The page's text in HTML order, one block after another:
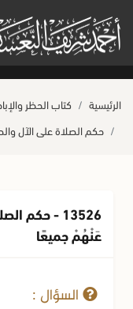
كله رحمة صلاة آخر
الرئيسية كتاب الحظر
حكم الصلاة على الآل
13526 -
عَنْهُمْ جميعًا
السؤال :